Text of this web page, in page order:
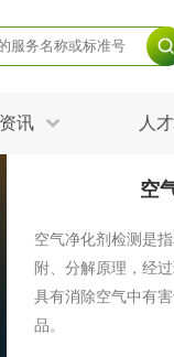
讯 人
杀灭试验
产品检测
食品
可靠
空
空气净化剂检测是
附、分解原理，经
具有消除空气中有
品。